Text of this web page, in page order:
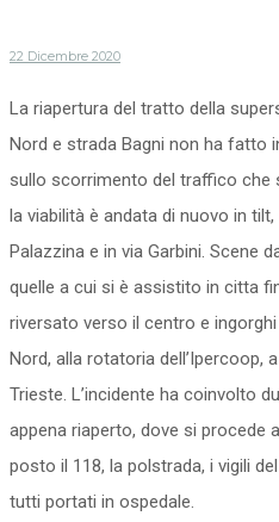
22 Dicembre 2020
La riapertura del tratto della
Nord e strada Bagni non ha
sullo scorrimento del traffico che
la viabilità è andata di nuovo in
Palazzina e in via Garbini. Scene
quelle a cui si è assistito in citta
riversato verso il centro e
Nord, alla rotatoria dell’Ipercoop,
Trieste. L’incidente ha coinvolto
appena riaperto, dove si procede
posto il 118, la polstrada, i vigili
tutti portati in ospedale.